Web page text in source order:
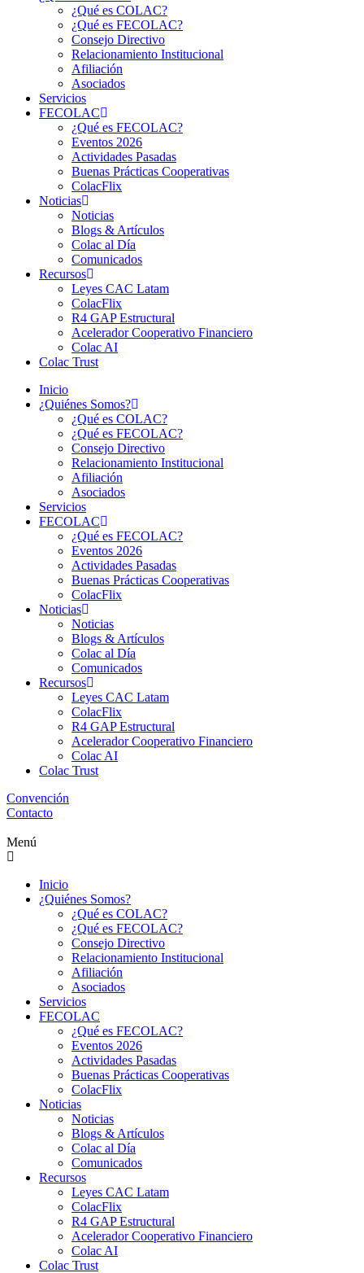
¿Qué es COLAC?
¿Qué es FECOLAC?
Consejo Directivo
Relacionamiento Institucional
Afiliación
Asociados
Servicios
FECOLAC
¿Qué es FECOLAC?
Eventos 2026
Actividades Pasadas
Buenas Prácticas Cooperativas
ColacFlix
Noticias
Noticias
Blogs & Artículos
Colac al Día
Comunicados
Recursos
Leyes CAC Latam
ColacFlix
R4 GAP Estructural
Acelerador Cooperativo Financiero
Colac AI
Colac Trust
Inicio
¿Quiénes Somos?
¿Qué es COLAC?
¿Qué es FECOLAC?
Consejo Directivo
Relacionamiento Institucional
Afiliación
Asociados
Servicios
FECOLAC
¿Qué es FECOLAC?
Eventos 2026
Actividades Pasadas
Buenas Prácticas Cooperativas
ColacFlix
Noticias
Noticias
Blogs & Artículos
Colac al Día
Comunicados
Recursos
Leyes CAC Latam
ColacFlix
R4 GAP Estructural
Acelerador Cooperativo Financiero
Colac AI
Colac Trust
Convención
Contacto
Menú
Inicio
¿Quiénes Somos?
¿Qué es COLAC?
¿Qué es FECOLAC?
Consejo Directivo
Relacionamiento Institucional
Afiliación
Asociados
Servicios
FECOLAC
¿Qué es FECOLAC?
Eventos 2026
Actividades Pasadas
Buenas Prácticas Cooperativas
ColacFlix
Noticias
Noticias
Blogs & Artículos
Colac al Día
Comunicados
Recursos
Leyes CAC Latam
ColacFlix
R4 GAP Estructural
Acelerador Cooperativo Financiero
Colac AI
Colac Trust